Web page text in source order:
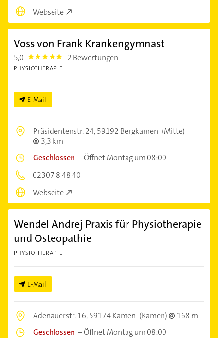
Webseite
Voss von Frank Krankengymnast
5,0 5.0 2 Bewertungen
PHYSIOTHERAPIE
E-Mail
Präsidentenstr. 24,59192 Bergkamen (Mitte)
3,3 km
Geschlossen –Öffnet Montag um 08:00
02307 8 48 40
Webseite
Wendel Andrej Praxis für Physiotherapie
und Osteopathie
PHYSIOTHERAPIE
E-Mail
Adenauerstr. 16,59174 Kamen (Kamen)
168 m
Geschlossen –Öffnet Montag um 08:00